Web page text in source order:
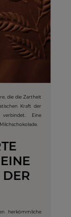
die die Zartheit
Kraft der
Eine
herkömmliche